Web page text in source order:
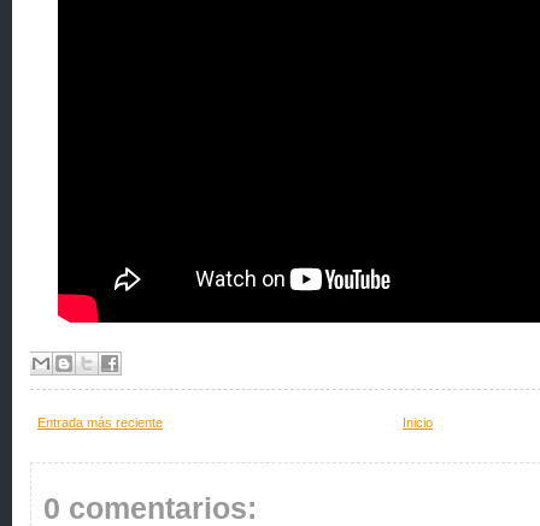
Entrada más reciente Inicio
0 comentarios: